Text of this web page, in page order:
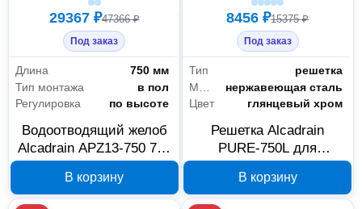
29367 ₽47366 ₽
Под заказ
Длина
750 мм
Тип монтажа
в пол
Регулировка
по высоте
Водоотводящий желоб
Alcadrain APZ13-750 750
решеткой
В корзину
8456 ₽15375 ₽
Под заказ
Тип
решетка
нержавеющая сталь
Цвет
глянцевый хром
Решетка Alcadrain
PURE-750L для
желоба, глянцевый
хром
В корзину